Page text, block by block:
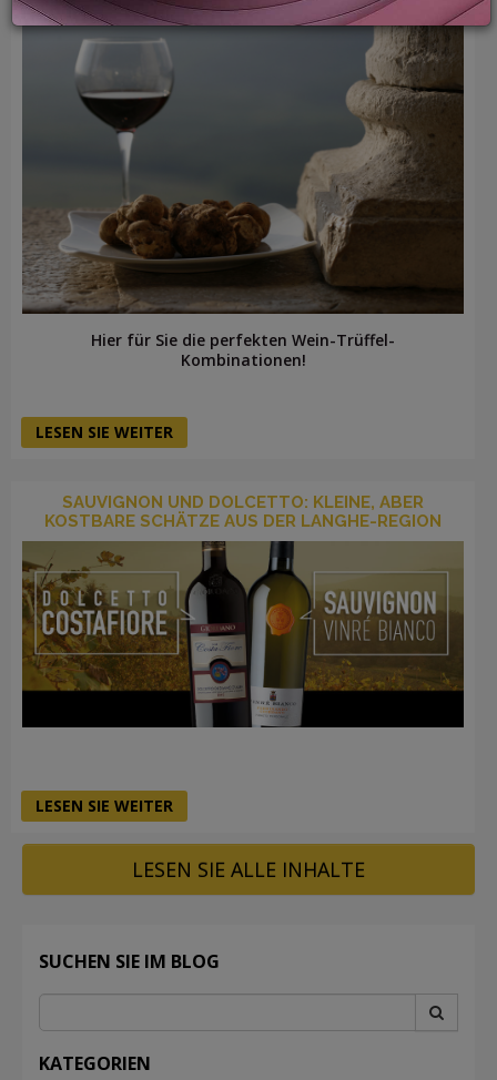
LOGIN
Hier für Sie die perfekten Wein-Trüffel-
Kombinationen!
LESEN SIE WEITER
SAUVIGNON UND DOLCETTO: KLEINE, ABER
KOSTBARE SCHÄTZE AUS DER LANGHE-REGION
LESEN SIE WEITER
LESEN SIE ALLE INHALTE
SUCHEN SIE IM BLOG
KATEGORIEN